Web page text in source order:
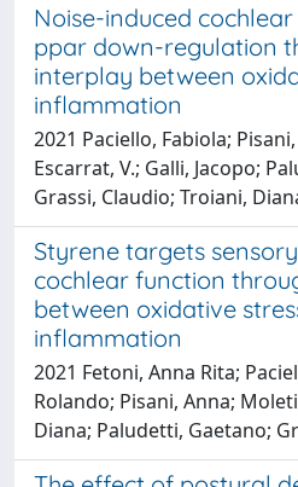
Noise-induced
ppar down-regulation
interplay between
inflammation
2021 Paciello, Fabiola;
Escarrat, V.; Galli, Jacopo;
Grassi, Claudio; Troiani,
Styrene targets
cochlear function
between oxidative
inflammation
2021 Fetoni, Anna Rita;
Rolando; Pisani, Anna;
Diana; Paludetti, Gaetano;